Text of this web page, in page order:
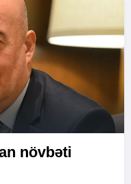
növbəti